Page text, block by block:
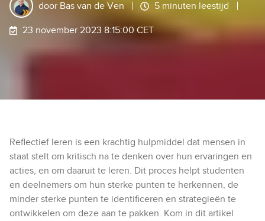
door Bas van de Ven 5 minuten leestijd
23 november 2023 8:15:00 CET
Reflectief leren is een krachtig hulpmiddel dat mensen in
staat stelt om kritisch na te denken over hun ervaringen en
acties, en om daaruit te leren. Dit proces helpt studenten
en deelnemers om hun sterke punten te herkennen, de
minder sterke punten te identificeren en strategieën te
ontwikkelen om deze aan te pakken. Kom in dit artikel